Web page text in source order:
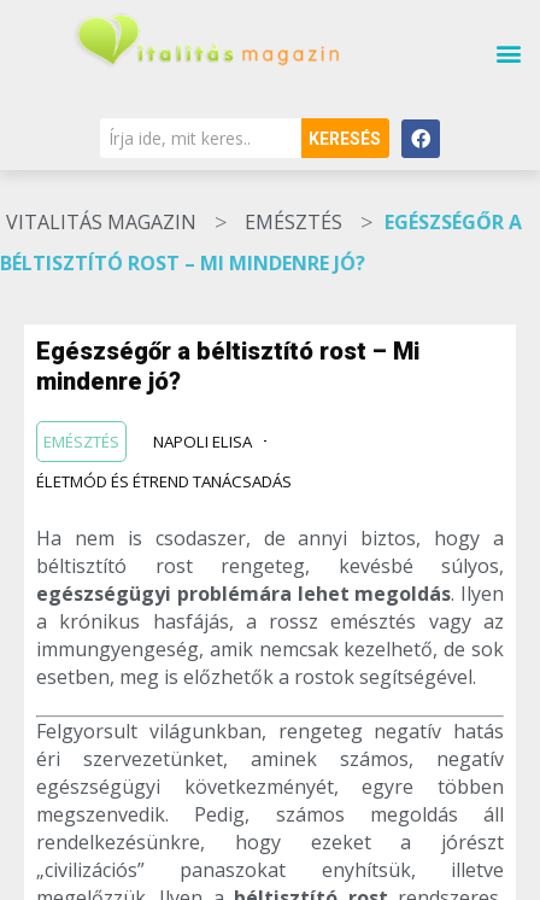
KERESÉS
VITALITÁS MAGAZIN > EMÉSZTÉS > EGÉSZSÉGŐR A
BÉLTISZTÍTÓ ROST – MI MINDENRE JÓ?
Egészségőr a béltisztító rost – Mi
mindenre jó?
EMÉSZTÉS
NAPOLI ELISA
ÉLETMÓD ÉS ÉTREND TANÁCSADÁS
Ha nem is csodaszer, de annyi biztos, hogy a
béltisztító rost rengeteg, kevésbé súlyos,
egészségügyi problémára lehet megoldás. Ilyen
a krónikus hasfájás, a rossz emésztés vagy az
immungyengeség, amik nemcsak kezelhető, de sok
esetben, meg is előzhetők a rostok segítségével.
Felgyorsult világunkban, rengeteg negatív hatás
éri szervezetünket, aminek számos, negatív
egészségügyi következményét, egyre többen
megszenvedik. Pedig, számos megoldás áll
rendelkezésünkre, hogy ezeket a jórészt
„civilizációs” panaszokat enyhítsük, illetve